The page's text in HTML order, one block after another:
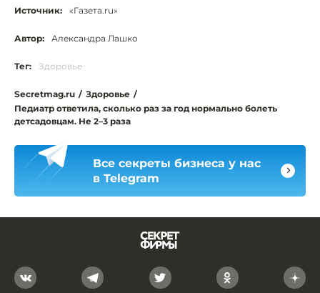
Источник: «Газета.ru»
Автор: Александра Лашко
Тег: Здоровье
Secretmag.ru / Здоровье /
Педиатр ответила, сколько раз за год нормально болеть
детсадовцам. Не 2–3 раза
Все секреты бизнеса у нас
в Telegram